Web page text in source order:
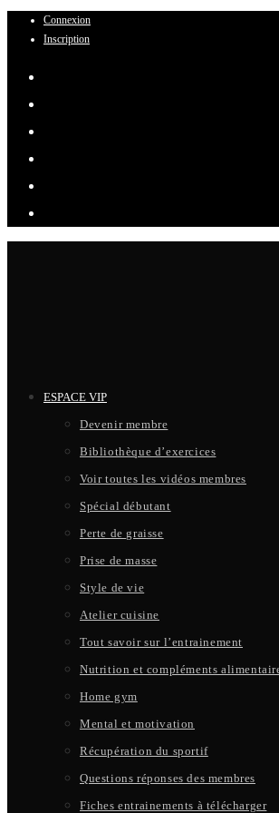
Skip
content
Connexion
Inscription
ESPACE VIP
Devenir membre
Bibliothèque d’exercices
Voir toutes les vidéos membres
Spécial débutant
Perte de graisse
Prise de masse
Style de vie
Atelier cuisine
Tout savoir sur l’entrainement
Nutrition et compléments
Home gym
Mental et motivation
Récupération du sportif
Questions réponses des membres
Fiches entrainements à télécharger